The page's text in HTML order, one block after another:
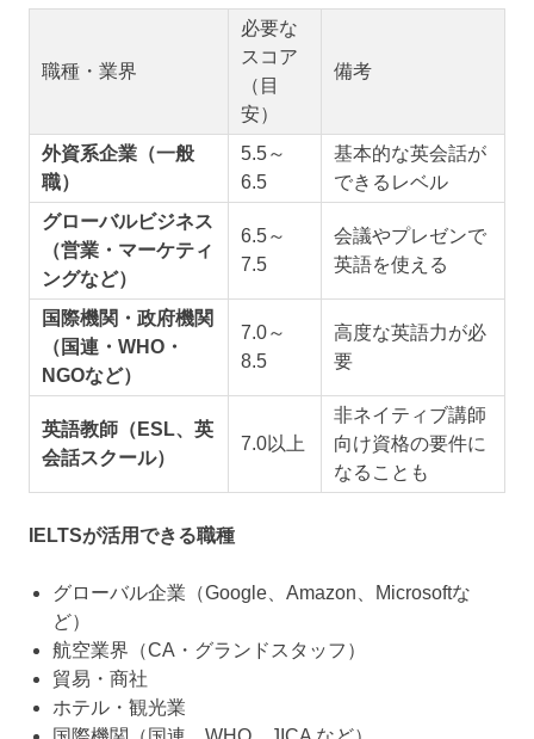
職種・業界
必要な
スコア
（目
安）
備考
外資系企業（一般
職）
5.5～
6.5
基本的な英会話が
できるレベル
グローバルビジネス
（営業・マーケティ
ングなど）
6.5～
7.5
会議やプレゼンで
英語を使える
国際機関・政府機関
（国連・WHO・
NGOなど）
7.0～
8.5
高度な英語力が必
要
英語教師（ESL、英
会話スクール）
7.0以上
非ネイティブ講師
向け資格の要件に
なることも
IELTSが活用できる職種
グローバル企業（Google、Amazon、Microsoftな
ど）
航空業界（CA・グランドスタッフ）
貿易・商社
ホテル・観光業